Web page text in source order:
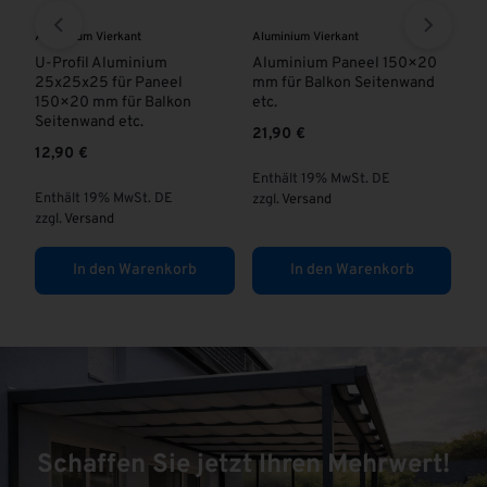
Aluminium Vierkant
U-Profil Aluminium
25x25x25 für Paneel
150×20 mm für Balkon
Seitenwand etc.
12,90 €
Enthält 19% MwSt. DE
zzgl. Versand
In den Warenkorb
Aluminium Vierkant
Aluminium Paneel 150×20
mm für Balkon Seitenwand
etc.
21,90 €
Enthält 19% MwSt. DE
zzgl. Versand
In den Warenkorb
Schaffen Sie jetzt Ihren Mehrwert!